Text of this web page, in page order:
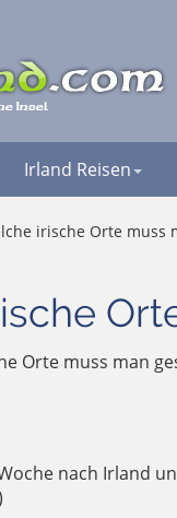
Irland Reisen
irische Orte muss
Orte muss man
nach Irland